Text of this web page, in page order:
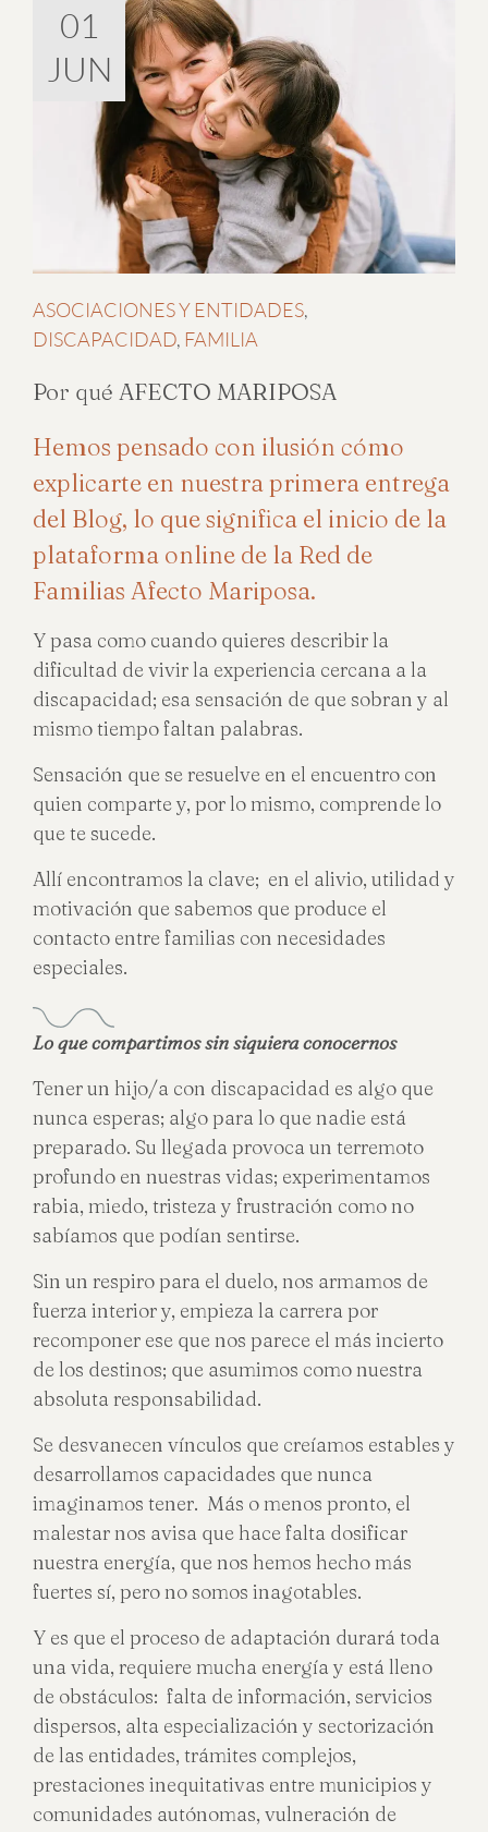
01
JUN
ASOCIACIONES Y ENTIDADES,
DISCAPACIDAD, FAMILIA
Por qué AFECTO MARIPOSA
Hemos pensado con ilusión cómo
explicarte en nuestra primera entrega
del Blog, lo que significa el inicio de la
plataforma online de la Red de
Familias Afecto Mariposa.
Y pasa como cuando quieres describir la
dificultad de vivir la experiencia cercana a la
discapacidad; esa sensación de que sobran y al
mismo tiempo faltan palabras.
Sensación que se resuelve en el encuentro con
quien comparte y, por lo mismo, comprende lo
que te sucede.
Allí encontramos la clave; en el alivio, utilidad y
motivación que sabemos que produce el
contacto entre familias con necesidades
especiales.
Lo que compartimos sin siquiera conocernos
Tener un hijo/a con discapacidad es algo que
nunca esperas; algo para lo que nadie está
preparado. Su llegada provoca un terremoto
profundo en nuestras vidas; experimentamos
rabia, miedo, tristeza y frustración como no
sabíamos que podían sentirse.
Sin un respiro para el duelo, nos armamos de
fuerza interior y, empieza la carrera por
recomponer ese que nos parece el más incierto
de los destinos; que asumimos como nuestra
absoluta responsabilidad.
Se desvanecen vínculos que creíamos estables y
desarrollamos capacidades que nunca
imaginamos tener. Más o menos pronto, el
malestar nos avisa que hace falta dosificar
nuestra energía, que nos hemos hecho más
fuertes sí, pero no somos inagotables.
Y es que el proceso de adaptación durará toda
una vida, requiere mucha energía y está lleno
de obstáculos: falta de información, servicios
dispersos, alta especialización y sectorización
de las entidades, trámites complejos,
prestaciones inequitativas entre municipios y
comunidades autónomas, vulneración de